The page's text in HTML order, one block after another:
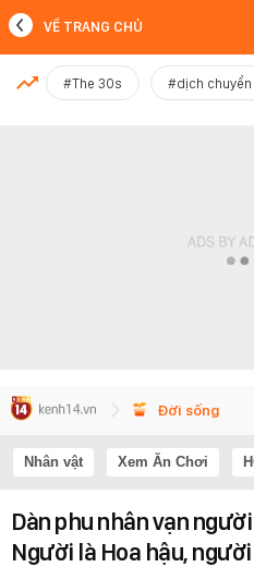
MỚI NHẤT
VỀ TRANG CHỦ
#The 30s #dịch
Đời sống
Nhân vật Xem Ăn Chơi
Dàn phu nhân vạn
Người là Hoa hậu,